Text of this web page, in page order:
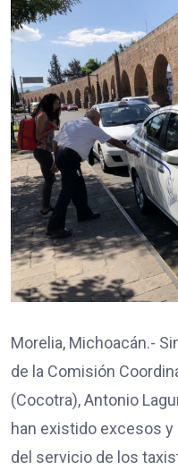
Morelia, Michoacán.-
de la Comisión
(Cocotra), Antonio
han existido excesos
del servicio de los